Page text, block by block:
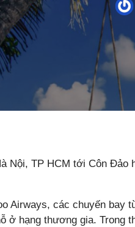
Nội, TP HCM tới Côn
Airways, các chuyến bay
ở hạng thương gia. Trong